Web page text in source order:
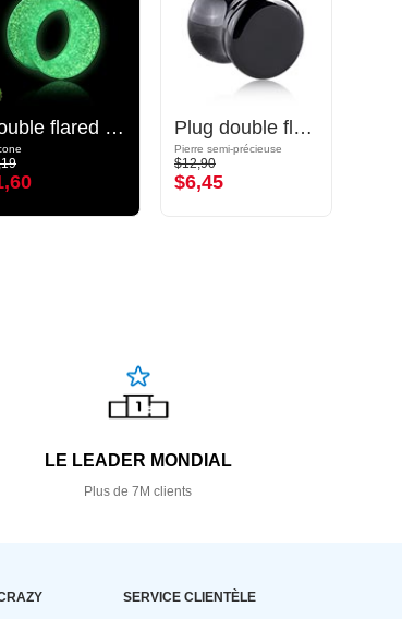
Double flared tunnel "Glow in the dark" (silicone, différentes couleurs) Plug double flared (pierre)
Pierre semi-précieuse
$12,90
$6,45
LE LEADER MONDIAL
Plus de 7M clients
SERVICE CLIENTÈLE